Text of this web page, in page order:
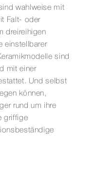
wahlweise mit
Falt- oder
dreireihigen
einstellbarer
sind
mit einer
Und selbst
können,
rund um ihre
griffige